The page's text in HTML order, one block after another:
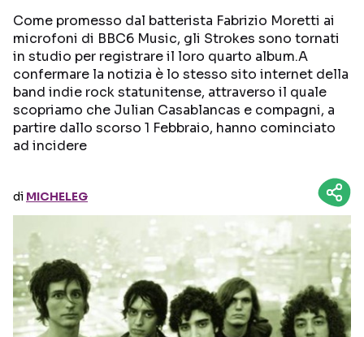
Seguici sui social
Come promesso dal batterista Fabrizio Moretti ai
microfoni di BBC6 Music, gli Strokes sono tornati
in studio per registrare il loro quarto album.A
confermare la notizia è lo stesso sito internet della
band indie rock statunitense, attraverso il quale
scopriamo che Julian Casablancas e compagni, a
partire dallo scorso 1 Febbraio, hanno cominciato
ad incidere
di MICHELEG